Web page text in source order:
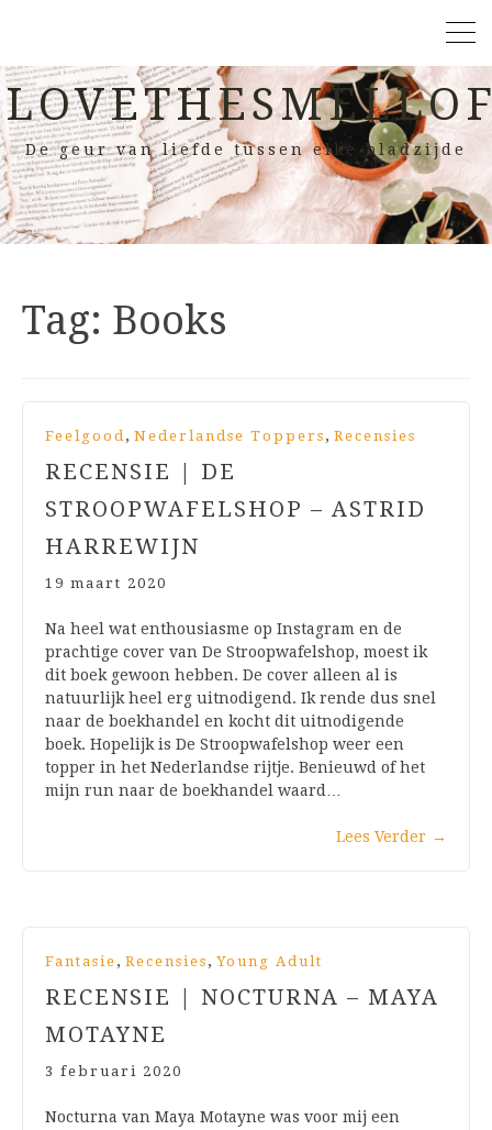
De geur van liefde tussen elke bladzijde
Tag: Books
Feelgood, Nederlandse Toppers , Recensies
RECENSIE | DE
STROOPWAFELSHOP – ASTRID
HARREWIJN
19 maart 2020
Na heel wat enthousiasme op Instagram en de
prachtige cover van De Stroopwafelshop, moest ik
dit boek gewoon hebben. De cover alleen al is
natuurlijk heel erg uitnodigend. Ik rende dus snel
naar de boekhandel en kocht dit uitnodigende
boek. Hopelijk is De Stroopwafelshop weer een
topper in het Nederlandse rijtje. Benieuwd of het
mijn run naar de boekhandel waard…
Lees Verder →
Fantasie , Recensies , Young Adult
RECENSIE | NOCTURNA – MAYA
MOTAYNE
3 februari 2020
Nocturna van Maya Motayne was voor mij een